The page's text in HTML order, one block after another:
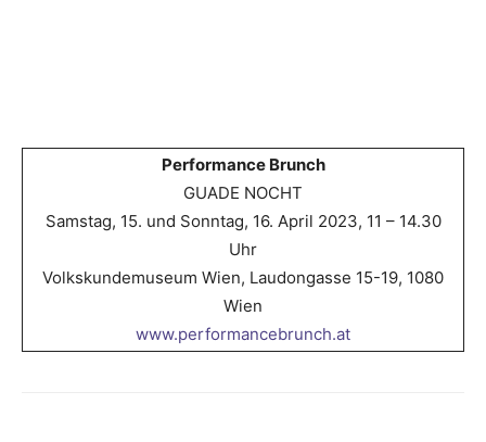
Performance Brunch
GUADE NOCHT
Samstag, 15. und Sonntag, 16. April 2023, 11 – 14.30
Uhr
Volkskundemuseum Wien, Laudongasse 15-19, 1080
Wien
www.performancebrunch.at